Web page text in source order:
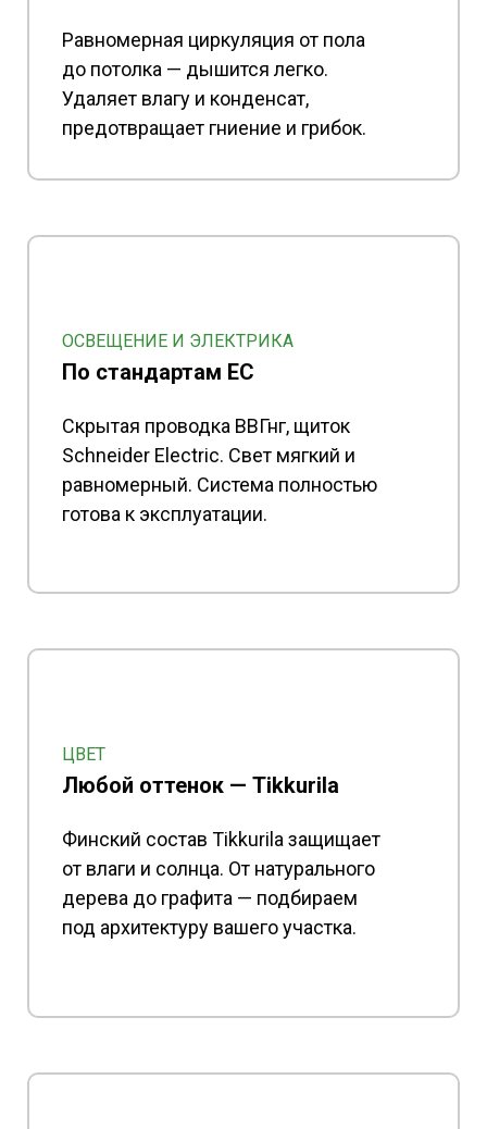
Равномерная циркуляция от пола
до потолка — дышится легко.
Удаляет влагу и конденсат,
предотвращает гниение и грибок.
Скрытая проводка ВВГнг, щиток
Schneider Electric. Свет мягкий и
равномерный. Система полностью
готова к эксплуатации.
По стандартам ЕС
ОСВЕЩЕНИЕ И ЭЛЕКТРИКА
Финский состав Tikkurila защищает
от влаги и солнца. От натурального
дерева до графита — подбираем
под архитектуру вашего участка.
Любой оттенок — Tikkurila
ЦВЕТ